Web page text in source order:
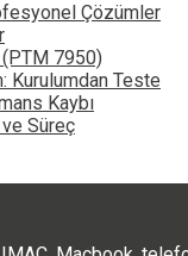
Çözümler
7950)
Kurulumdan Teste
Kaybı
Süreç